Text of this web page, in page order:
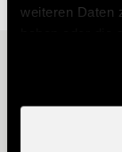
weiteren Daten